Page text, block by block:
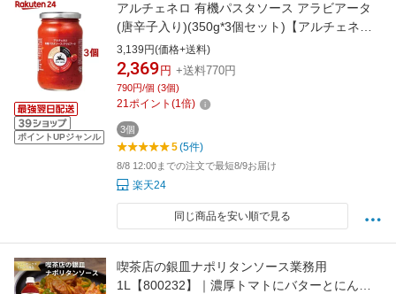
ポイントUPジャンル
アルチェネロ 有機パスタソース アラビアータ
(唐辛子入り)(350g*3個セット)【アルチェネ
ロ】
3,139円(価格+送料)
2,369 円 +送料770円
790円/個 (3個)
21ポイント (1倍)
3個
5(5件)
8/8 12:00までの注文で最短8/9お届け
楽天24
同じ商品を安い順で見る
喫茶店の銀皿ナポリタンソース業務用
1L【800232】｜濃厚トマトにバターとにんに